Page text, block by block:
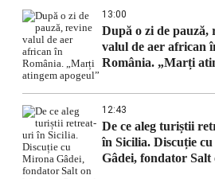
13:00
După o zi de pauză,
valul de aer african
România. „Marți
12:43
De ce aleg turiștii
în Sicilia. Discuție
Gâdei, fondator Salt